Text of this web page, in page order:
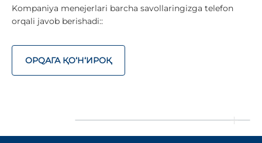
Kompaniya menejerlari barcha savollaringizga telefon
orqali javob berishadi::
ОРQАГА ҚO‘Н‘ИРОҚ